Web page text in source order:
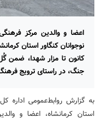
اعضا و والدین مرکز
نوجوانان کنگاور استان
کانون تا مزار شهدا، ضمن
جنگ، در راستای ترویج
به گزارش روابط‌عمومی اداره
استان کرمانشاه، اعضا و